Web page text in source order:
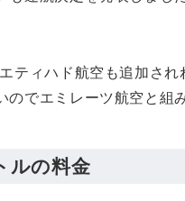
ティハド航空も追加さ
のでエミレーツ航空と組
ルの料金